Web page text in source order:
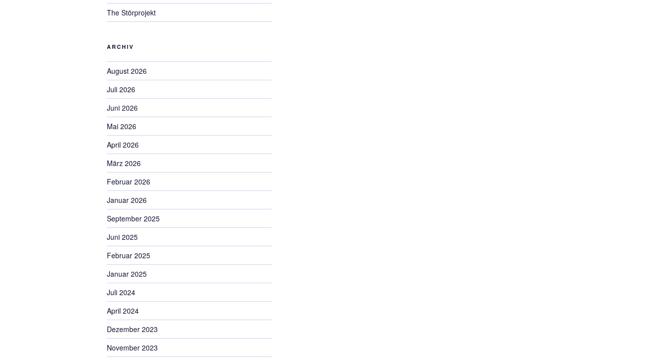
The Störprojekt
ARCHIV
August 2026
Juli 2026
Juni 2026
Mai 2026
April 2026
März 2026
Februar 2026
Januar 2026
September 2025
Juni 2025
Februar 2025
Januar 2025
Juli 2024
April 2024
Dezember 2023
November 2023